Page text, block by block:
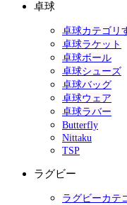
卓球
卓球カテゴリ
卓球ラケット
卓球ボール
卓球シューズ
卓球バッグ
卓球ウェア
卓球ラバー
Butterfly
Nittaku
TSP
ラグビー
ラグビーカテ